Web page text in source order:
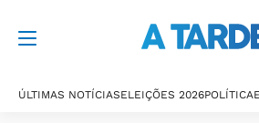
ÚLTIMAS NOTÍCIASELEIÇÕES 2026POLÍTICA